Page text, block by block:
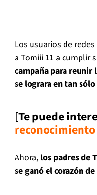
Los usuarios de
a Tomiii 11 a cumplir
campaña para reunir
se lograra en tan
[Te puede
Ahora, los padres de
se ganó el corazón